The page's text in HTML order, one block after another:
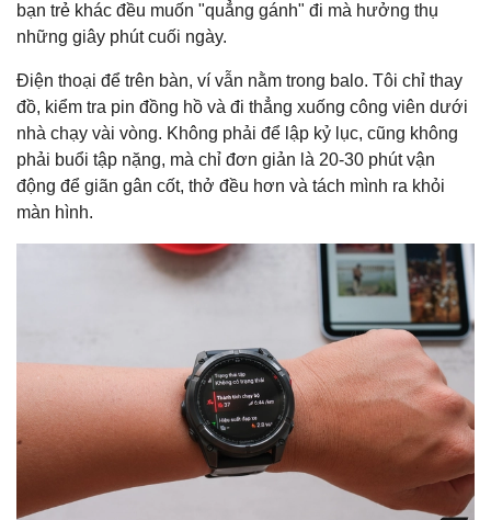
bạn trẻ khác đều muốn "quẳng gánh" đi mà hưởng thụ
những giây phút cuối ngày.
Điện thoại để trên bàn, ví vẫn nằm trong balo. Tôi chỉ thay
đồ, kiểm tra pin đồng hồ và đi thẳng xuống công viên dưới
nhà chạy vài vòng. Không phải để lập kỷ lục, cũng không
phải buổi tập nặng, mà chỉ đơn giản là 20-30 phút vận
động để giãn gân cốt, thở đều hơn và tách mình ra khỏi
màn hình.